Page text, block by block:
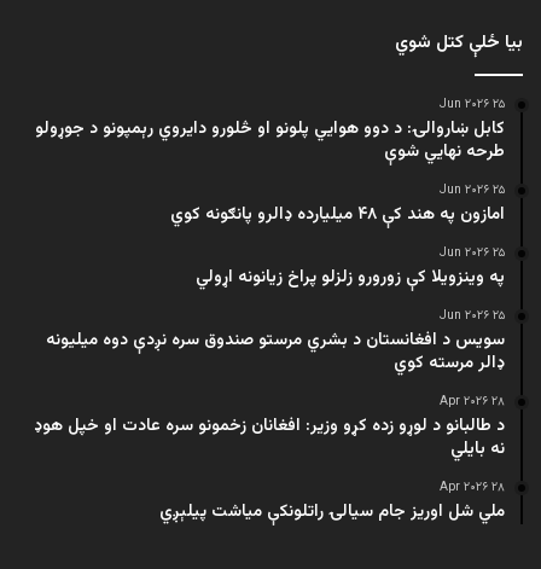
بیا ځلې کتل شوي
۲۵ Jun ۲۰۲۶
کابل ښاروالۍ: د دوو هوايي پلونو او څلورو دایروي رېمپونو د جوړولو
طرحه نهایي شوې
۲۵ Jun ۲۰۲۶
امازون په هند کې ۴۸ میلیارده ډالرو پانګونه کوي
۲۵ Jun ۲۰۲۶
په وینزویلا کې زورورو زلزلو پراخ زیانونه اړولي
۲۵ Jun ۲۰۲۶
سویس د افغانستان د بشري مرستو صندوق سره نږدې دوه میلیونه
ډالر مرسته کوي
۲۸ Apr ۲۰۲۶
د طالبانو د لوړو زده کړو وزیر: افغانان زخمونو سره عادت او خپل هوډ
نه بایلي
۲۸ Apr ۲۰۲۶
ملي شل اوریز جام سیالۍ راتلونکې میاشت پیلېږي